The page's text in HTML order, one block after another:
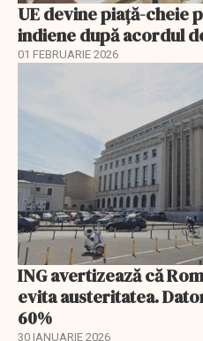
UE devine piață-cheie
indiene după acordul
01 FEBRUARIE 2026
ING avertizează că
evita austeritatea.
60%
30 IANUARIE 2026